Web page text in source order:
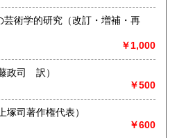
からとまるもの
術学的研究（改訂・増補・再
￥1,000
ナー自伝 （工藤政司 訳）
￥500
録 高橋是清遺著 （上塚司著作権代表）
￥600